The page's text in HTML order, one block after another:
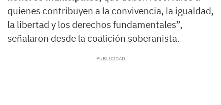
quienes contribuyen a la convivencia, la igualdad,
la libertad y los derechos fundamentales”,
señalaron desde la coalición soberanista.